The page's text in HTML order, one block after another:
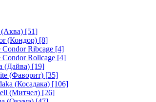
[51]
(Кондор) [8]
Ribcage [4]
Rollcage [4]
(Дайва) [19]
(Фаворит) [35]
(Косадака) [106]
(Митчел) [26]